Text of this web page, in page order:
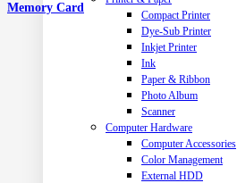
Compact Printer
Dye-Sub Printer
Inkjet Printer
Ink
Paper & Ribbon
Photo Album
Scanner
Computer Hardware
Computer Accessories
Color Management
External HDD
Memory Card